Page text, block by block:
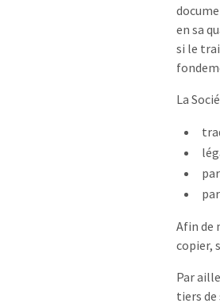
en sa
si le
La
Afin de
copier,
Par
tiers de